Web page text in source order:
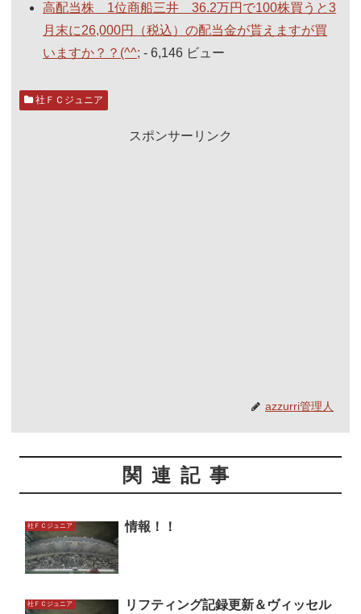
高配当株 1位商船三井 36.2万円で100株買うと3
月末に26,000円（税込）の配当金が貰えますが買
いますか？？(^^; - 6,146 ビュー
社ＦＣジュニア
スポンサーリンク
azzurri管理人
関連記事
社ＦＣジュニア 情報！！
社ＦＣジュニア
リフティング記録更新＆ヴィッセル